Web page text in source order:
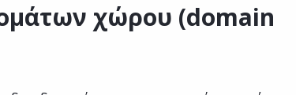
χώρου (domain